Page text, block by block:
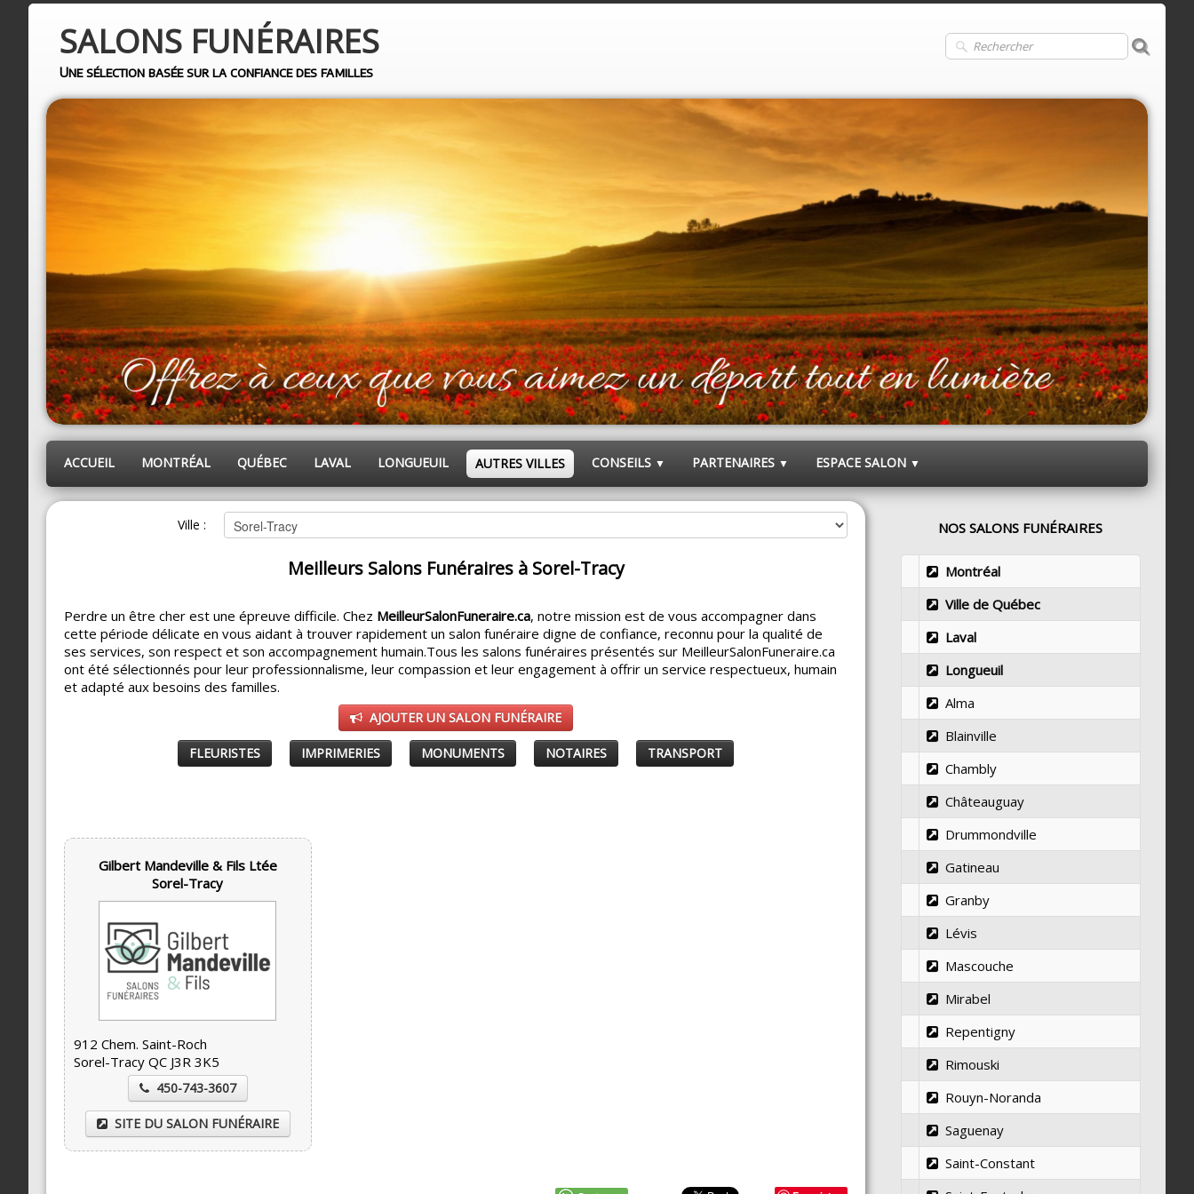
SALONS FUNÉRAIRES
Une sélection basée sur la confiance des familles
ACCUEIL MONTRÉAL QUÉBEC LAVAL LONGUEUIL AUTRES VILLES CONSEILS ▼ PARTENAIRES ▼ ESPACE SALON ▼
Ville :
Meilleurs Salons Funéraires à Sorel-Tracy
Perdre un être cher est une épreuve difficile. Chez MeilleurSalonFuneraire.ca, notre mission est de vous accompagner dans
cette période délicate en vous aidant à trouver rapidement un salon funéraire digne de confiance, reconnu pour la qualité de
ses services, son respect et son accompagnement humain.Tous les salons funéraires présentés sur MeilleurSalonFuneraire.ca
ont été sélectionnés pour leur professionnalisme, leur compassion et leur engagement à offrir un service respectueux, humain
et adapté aux besoins des familles.
AJOUTER UN SALON FUNÉRAIRE
FLEURISTES IMPRIMERIES MONUMENTS NOTAIRES TRANSPORT
Gilbert Mandeville & Fils Ltée
Sorel-Tracy
912 Chem. Saint-Roch
Sorel-Tracy QC J3R 3K5
450-743-3607
SITE DU SALON FUNÉRAIRE
NOS SALONS FUNÉRAIRES
Montréal
Ville de Québec
Laval
Longueuil
Alma
Blainville
Chambly
Châteauguay
Drummondville
Gatineau
Granby
Lévis
Mascouche
Mirabel
Repentigny
Rimouski
Rouyn-Noranda
Saguenay
Saint-Constant